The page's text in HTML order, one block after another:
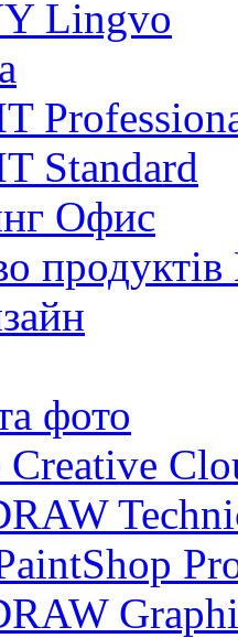
Lingvo
Standard
Офис
фото
Creative